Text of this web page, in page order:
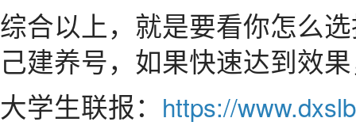
综合以上，就是要看你怎么
己建养号，如果快速达到效
大学生联报： https://